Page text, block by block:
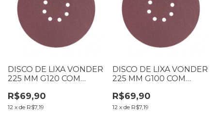
DISCO DE LIXA VONDER
225 MM G120 COM
10
R$69,90
12 x de R$7,19
DISCO DE LIXA VONDER
225 MM G100 COM
10
R$69,90
12 x de R$7,19